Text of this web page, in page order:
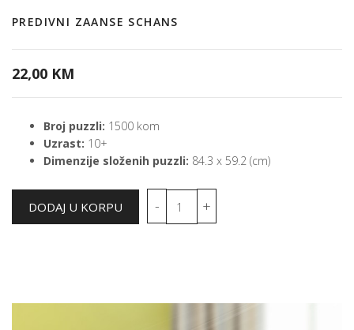
PREDIVNI ZAANSE SCHANS
22,00 KM
Broj puzzli: 1500 kom
Uzrast: 10+
Dimenzije složenih puzzli: 84.3 x 59.2 (cm)